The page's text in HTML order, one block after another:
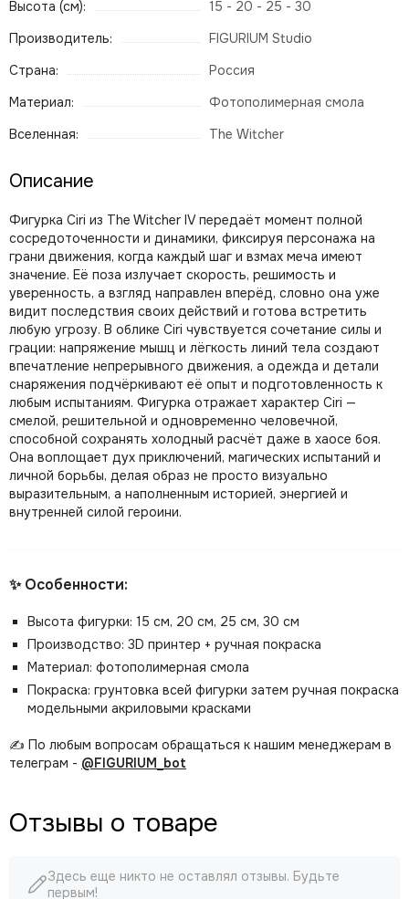
Высота (см):
15 - 20 - 25 - 30
Производитель:
FIGURIUM Studio
Страна:
Россия
Материал:
Фотополимерная смола
Вселенная:
The Witcher
Описание
Фигурка Ciri из The Witcher IV передаёт момент полной
сосредоточенности и динамики, фиксируя персонажа на
грани движения, когда каждый шаг и взмах меча имеют
значение. Её поза излучает скорость, решимость и
уверенность, а взгляд направлен вперёд, словно она уже
видит последствия своих действий и готова встретить
любую угрозу. В облике Ciri чувствуется сочетание силы и
грации: напряжение мышц и лёгкость линий тела создают
впечатление непрерывного движения, а одежда и детали
снаряжения подчёркивают её опыт и подготовленность к
любым испытаниям. Фигурка отражает характер Ciri —
смелой, решительной и одновременно человечной,
способной сохранять холодный расчёт даже в хаосе боя.
Она воплощает дух приключений, магических испытаний и
личной борьбы, делая образ не просто визуально
выразительным, а наполненным историей, энергией и
внутренней силой героини.
✨ Особенности:
Высота фигурки: 15 см, 20 см, 25 см, 30 см
Производство: 3D принтер + ручная покраска
Материал: фотополимерная смола
Покраска: грунтовка всей фигурки затем ручная покраска
модельными акриловыми красками
✍️ По любым вопросам обращаться к нашим менеджерам в
телеграм - @FIGURIUM_bot
Отзывы о товаре
Здесь еще никто не оставлял отзывы. Будьте
первым!